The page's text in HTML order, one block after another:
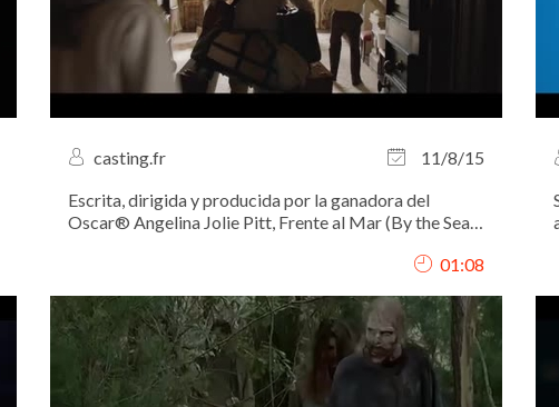
casting.fr
11/8/15
Escrita, dirigida y producida por la ganadora del
Oscar® Angelina Jolie Pitt, Frente al Mar (By the Sea)
01:08